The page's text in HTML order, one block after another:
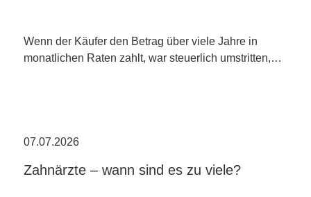
Wenn der Käufer den Betrag über viele Jahre in
monatlichen Raten zahlt, war steuerlich umstritten,…
07.07.2026
Zahnärzte – wann sind es zu viele?